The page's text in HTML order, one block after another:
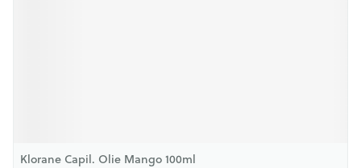
Klorane Capil. Olie Mango 100ml